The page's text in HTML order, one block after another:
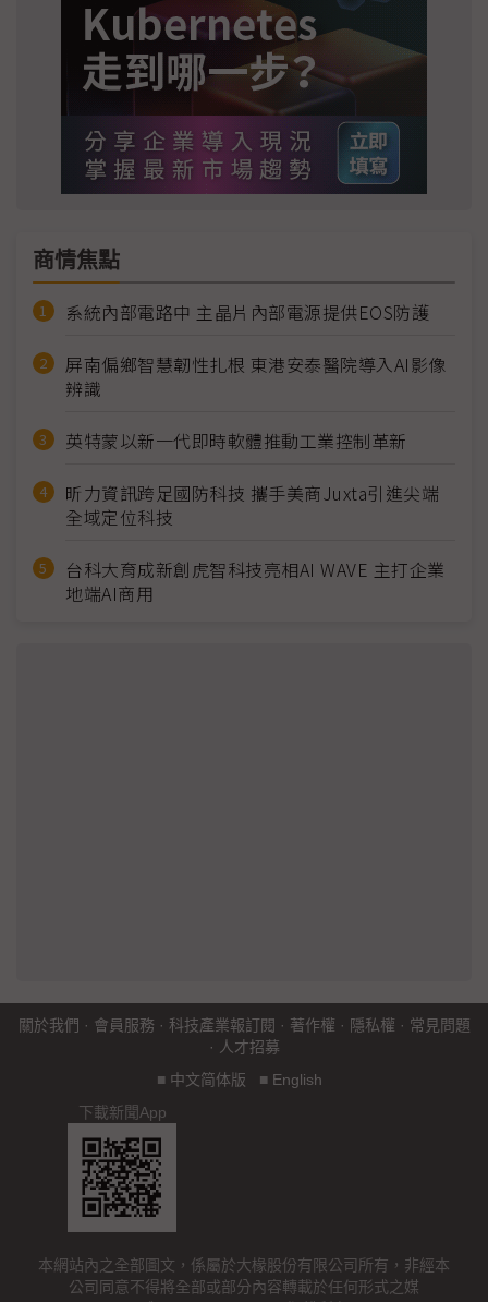
商情焦點
系統內部電路中 主晶片內部電源提供EOS防護
屏南偏鄉智慧韌性扎根 東港安泰醫院導入AI影像
辨識
英特蒙以新一代即時軟體推動工業控制革新
昕力資訊跨足國防科技 攜手美商Juxta引進尖端
全域定位科技
台科大育成新創虎智科技亮相AI WAVE 主打企業
地端AI商用
關於我們 · 會員服務 · 科技產業報訂閱 · 著作權 · 隱私權 · 常見問題
· 人才招募
■ 中文简体版 ■ English
下載新聞App
本網站內之全部圖文，係屬於大椽股份有限公司所有，非經本
公司同意不得將全部或部分內容轉載於任何形式之媒